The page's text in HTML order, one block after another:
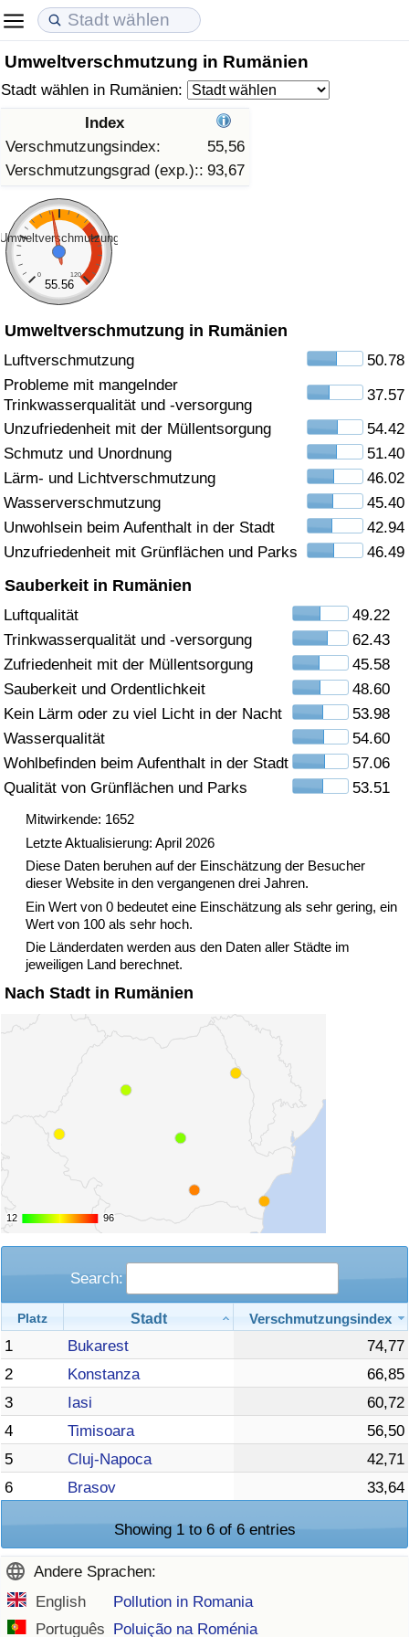
Umweltverschmutzung in Rumänien
Stadt wählen in Rumänien:
Index
Verschmutzungsindex:
55,56
Verschmutzungsgrad (exp.):: 93,67
Umweltverschmutzung
0 120
55.56
Umweltverschmutzung in Rumänien
Luftverschmutzung
50.78
Probleme mit mangelnder
Trinkwasserqualität und -versorgung
37.57
Unzufriedenheit mit der Müllentsorgung
54.42
Schmutz und Unordnung
51.40
Lärm- und Lichtverschmutzung
46.02
Wasserverschmutzung
45.40
Unwohlsein beim Aufenthalt in der Stadt
42.94
Unzufriedenheit mit Grünflächen und Parks
46.49
Sauberkeit in Rumänien
Luftqualität
49.22
Trinkwasserqualität und -versorgung
62.43
Zufriedenheit mit der Müllentsorgung
45.58
Sauberkeit und Ordentlichkeit
48.60
Kein Lärm oder zu viel Licht in der Nacht
53.98
Wasserqualität
54.60
Wohlbefinden beim Aufenthalt in der Stadt
57.06
Qualität von Grünflächen und Parks
53.51
Mitwirkende: 1652
Letzte Aktualisierung: April 2026
Diese Daten beruhen auf der Einschätzung der Besucher
dieser Website in den vergangenen drei Jahren.
Ein Wert von 0 bedeutet eine Einschätzung als sehr gering, ein
Wert von 100 als sehr hoch.
Die Länderdaten werden aus den Daten aller Städte im
jeweiligen Land berechnet.
Nach Stadt in Rumänien
12
12 96
96
Search:
Platz Stadt Verschmutzungsindex
1 Bukarest
74,77
2
Konstanza
66,85
3
Iasi
60,72
4
Timisoara
56,50
5
Cluj-Napoca
42,71
6
Brasov 33,64
Showing 1 to 6 of 6 entries
Andere Sprachen:
English
Pollution in Romania
Português Poluição na Roménia
Lebenshaltungskosten
Lebenshaltungskosten-Index (aktuell)
Lebenshaltungskosten-Index
Lebenshaltungskosten-Index nach Land
in Akaba
Immobilienpreise
Immobilienpreis-Index (aktuell)
Immobilienpreis-Index
Immobilienpreis-Index nach Land
Lebensqualität
Lebensqualität-Index
Lebensqualität-Index (aktuell)
Lebensqualitätsindex nach Land
Kriminalität
Kriminalitäts-Index (aktuell)
Kriminalitätsindex nach Land
Gesundheitsversorgungs-Index (aktuell)
Gesundheitsversorgungs-Index
Gesundheitsversorgungs-Index nach Land
Umweltverschmutzung
Umweltverschmutzungs-Index (aktuell)
Verschmutzungsindex
Umweltverschmutzungs-Index nach Land
Verkehr
Verkehrs-Index
Verkehrs-Index (aktuell)
Verkehrs-Index nach Land